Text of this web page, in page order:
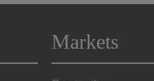
Markets